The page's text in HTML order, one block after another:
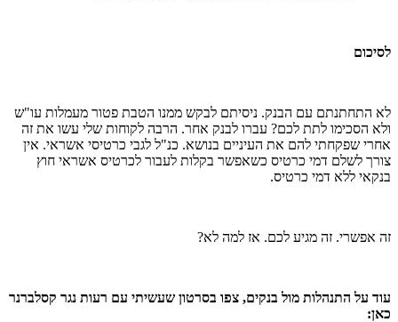
לסיכום
לא התחתנתם עם הבנק. ניסיתם לבקש ממנו הטבת פטור מעמלות עו"ש
ולא הסכימו לתת לכם? עברו לבנק אחר. הרבה לקוחות שלי עשו את זה
אחרי שפקחתי להם את העיניים בנושא. כנ"ל לגבי כרטיסי אשראי. אין
צורך לשלם דמי כרטיס כשאפשר בקלות לעבור לכרטיס אשראי חוץ
בנקאי ללא דמי כרטיס.
זה אפשרי. זה מגיע לכם. אז למה לא?
עוד על התנהלות מול בנקים, צפו בסרטון שעשיתי עם רעות נגר קסלברנר
כאן: